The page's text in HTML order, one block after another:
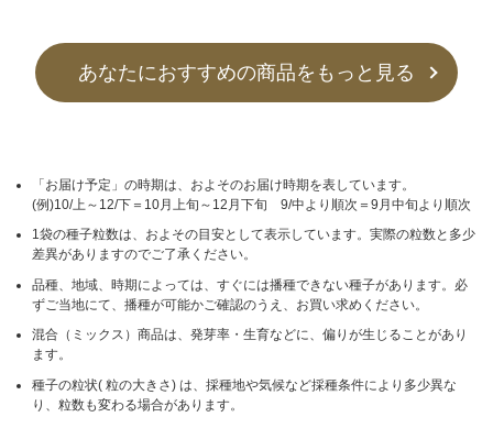
あなたにおすすめの商品をもっと見る
「お届け予定」の時期は、およそのお届け時期を表しています。
(例)10/上～12/下＝10月上旬～12月下旬 9/中より順次＝9月中旬より順次
1袋の種子粒数は、およその目安として表示しています。実際の粒数と多少
差異がありますのでご了承ください。
品種、地域、時期によっては、すぐには播種できない種子があります。必
ずご当地にて、播種が可能かご確認のうえ、お買い求めください。
混合（ミックス）商品は、発芽率・生育などに、偏りが生じることがあり
ます。
種子の粒状( 粒の大きさ) は、採種地や気候など採種条件により多少異な
り、粒数も変わる場合があります。